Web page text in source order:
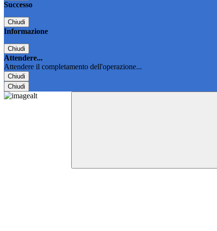
Successo
Chiudi
Informazione
Chiudi
Attendere...
Attendere il completamento dell'operazione...
Chiudi
Chiudi